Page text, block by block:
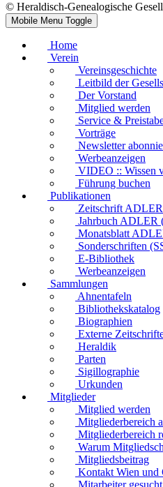
© Heraldisch-Genealogische
Mobile Menu Toggle
Home
Verein
Vereinsgeschichte
Leitbild der
Der Vorstand
Mitglied werden
Service &
Vorträge
Newsletter
Werbeanzeigen
VIDEO :: Wissen
Führung buchen
Publikationen
Zeitschrift
Jahrbuch ADLER
Monatsblatt
Sonderschriften
E-Bibliothek
Werbeanzeigen
Sammlungen
Ahnentafeln
Bibliothekskatalog
Biographien
Externe
Heraldik
Parten
Sigillographie
Urkunden
Mitglieder
Mitglied werden
Mitgliederbereich
Mitgliederbereich
Warum
Mitgliedsbeitrag
Kontakt Wien und